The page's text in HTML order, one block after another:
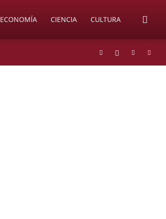
ECONOMÍA CIENCIA CULTURA